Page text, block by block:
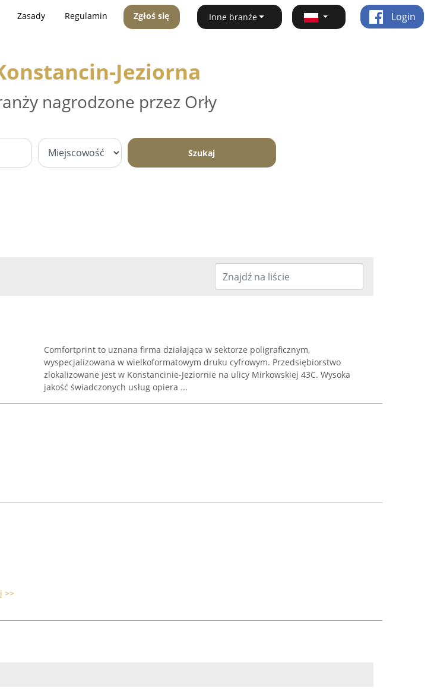
Zasady Regulamin Zgłoś się Inne branże Login
Jeziorna
nagrodzone przez Orły
Szukaj
Comfortprint to uznana firma działająca w sektorze poligraficznym,
wyspecjalizowana w wielkoformatowym druku cyfrowym. Przedsiębiorstwo
zlokalizowane jest w Konstancinie-Jeziornie na ulicy Mirkowskiej 43C. Wysoka
jakość świadczonych usług opiera ...
>>